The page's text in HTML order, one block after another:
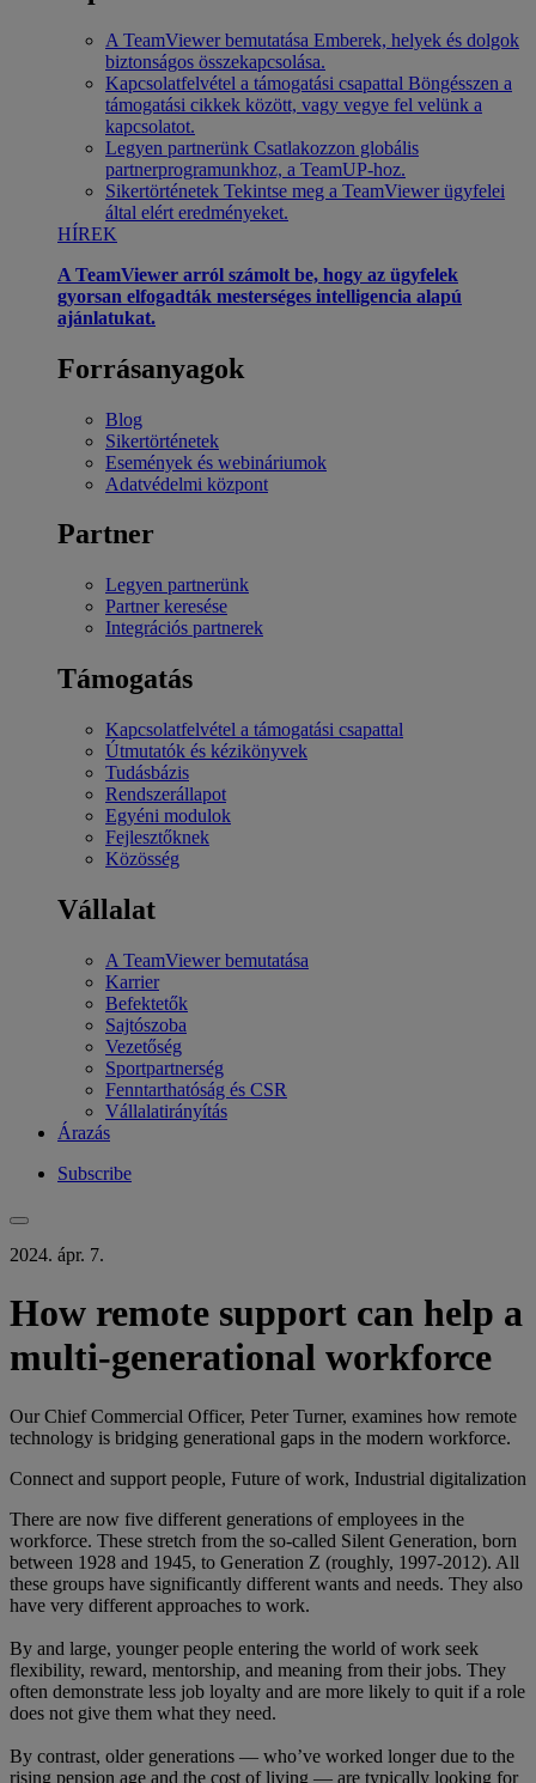
A TeamViewer bemutatása Emberek, helyek és dolgok
biztonságos összekapcsolása.
Kapcsolatfelvétel a támogatási csapattal Böngésszen a
támogatási cikkek között, vagy vegye fel velünk a
kapcsolatot.
Legyen partnerünk Csatlakozzon globális
partnerprogramunkhoz, a TeamUP-hoz.
Sikertörténetek Tekintse meg a TeamViewer ügyfelei
által elért eredményeket.
HÍREK
A TeamViewer arról számolt be, hogy az ügyfelek
gyorsan elfogadták mesterséges intelligencia alapú
ajánlatukat.
Forrásanyagok
Blog
Sikertörténetek
Események és webináriumok
Adatvédelmi központ
Partner
Legyen partnerünk
Partner keresése
Integrációs partnerek
Támogatás
Kapcsolatfelvétel a támogatási csapattal
Útmutatók és kézikönyvek
Tudásbázis
Rendszerállapot
Egyéni modulok
Fejlesztőknek
Közösség
Vállalat
A TeamViewer bemutatása
Karrier
Befektetők
Sajtószoba
Vezetőség
Sportpartnerség
Fenntarthatóság és CSR
Vállalatirányítás
Árazás
Subscribe
2024. ápr. 7.
How remote support can help a
multi-generational workforce
Our Chief Commercial Officer, Peter Turner, examines how remote
technology is bridging generational gaps in the modern workforce.
Connect and support people, Future of work, Industrial digitalization
There are now five different generations of employees in the
workforce. These stretch from the so-called Silent Generation, born
between 1928 and 1945, to Generation Z (roughly, 1997-2012). All
these groups have significantly different wants and needs. They also
have very different approaches to work.
By and large, younger people entering the world of work seek
flexibility, reward, mentorship, and meaning from their jobs. They
often demonstrate less job loyalty and are more likely to quit if a role
does not give them what they need.
By contrast, older generations — who’ve worked longer due to the
rising pension age and the cost of living — are typically looking for